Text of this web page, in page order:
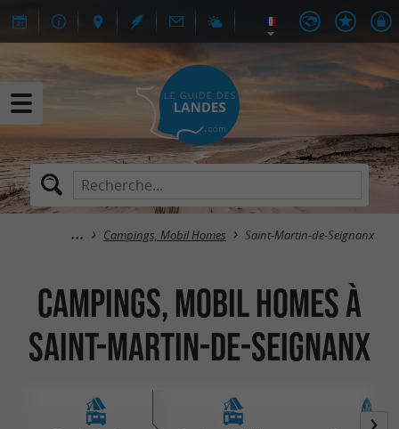
Campings, Mobil Homes Saint-Martin-de-Seignanx
Campings, Mobil Homes à
Saint-Martin-de-Seignanx